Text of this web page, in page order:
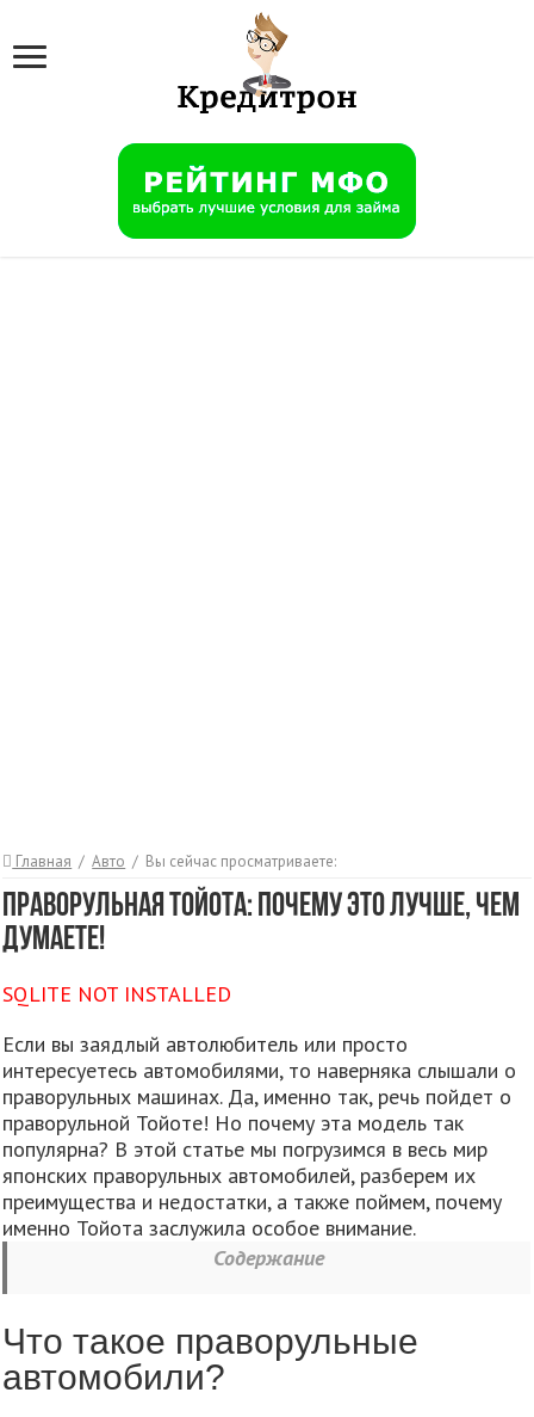
Главная / Авто / Вы сейчас просматриваете:
Праворульная Тойота: Почему это лучше, чем
думаете!
SQLITE NOT INSTALLED
Если вы заядлый автолюбитель или просто
интересуетесь автомобилями, то наверняка слышали о
праворульных машинах. Да, именно так, речь пойдет о
праворульной Тойоте! Но почему эта модель так
популярна? В этой статье мы погрузимся в весь мир
японских праворульных автомобилей, разберем их
преимущества и недостатки, а также поймем, почему
именно Тойота заслужила особое внимание.
Содержание
Что такое праворульные
автомобили?